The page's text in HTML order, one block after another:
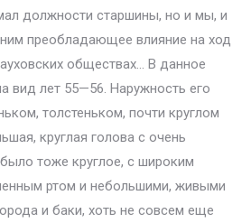
должности старшины, но и мы, и
преобладающее влияние на ход
обществах… В данное
вид лет 55—56. Наружность его
толстеньком, почти круглом
круглая голова с очень
тоже круглое, с широким
ртом и небольшими, живыми
и баки, хоть не совсем еще